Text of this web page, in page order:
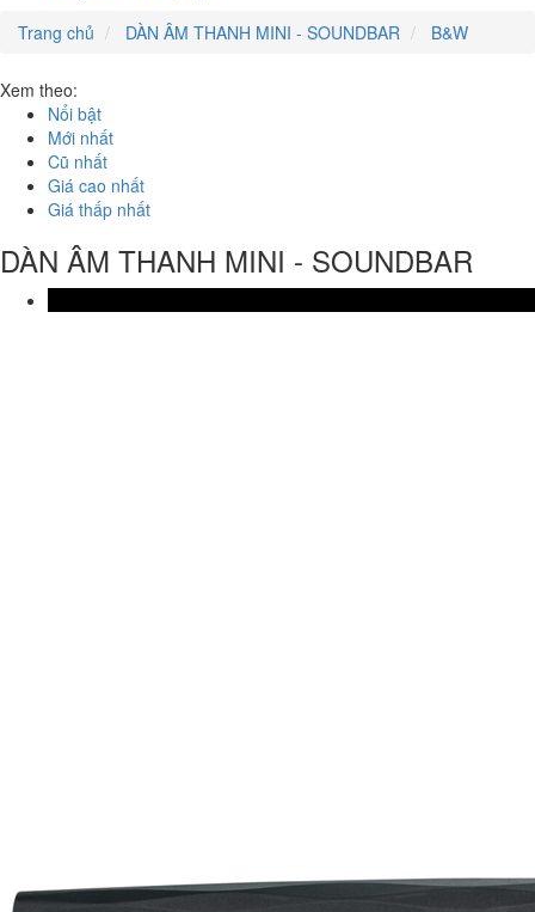
Trang chủ
DÀN ÂM THANH MINI - SOUNDBAR B&W
Xem theo:
Nổi bật
Mới nhất
Cũ nhất
Giá cao nhất
Giá thấp nhất
DÀN ÂM THANH MINI - SOUNDBAR